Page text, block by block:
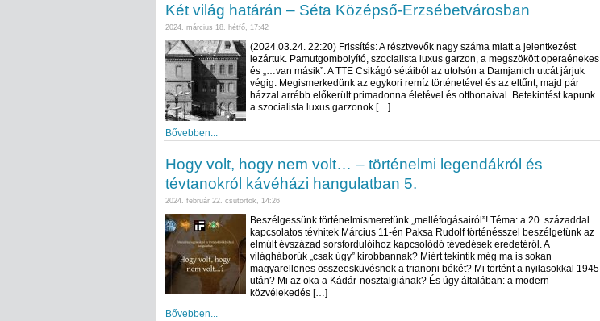
Két világ határán – Séta Középső-Erzsébetvárosban
2024. március 18. hétfő, 17:42
(2024.03.24. 22:20) Frissítés: A résztvevők nagy száma miatt a jelentkezést
lezártuk. Pamutgombolyító, szocialista luxus garzon, a megszökött operaénekes
és „…van másik”. A TTE Csikágó sétáiból az utolsón a Damjanich utcát járjuk
végig. Megismerkedünk az egykori remíz történetével és az eltűnt, majd pár
házzal arrébb előkerült primadonna életével és otthonaival. Betekintést kapunk
a szocialista luxus garzonok […]
Bővebben...
Hogy volt, hogy nem volt… – történelmi legendákról és
tévtanokról kávéházi hangulatban 5.
2024. február 22. csütörtök, 14:26
Beszélgessünk történelmismeretünk „melléfogásairól”! Téma: a 20. századdal
kapcsolatos tévhitek Március 11-én Paksa Rudolf történésszel beszélgetünk az
elmúlt évszázad sorsfordulóihoz kapcsolódó tévedések eredetéről. A
világháborúk „csak úgy” kirobbannak? Miért tekintik még ma is sokan
magyarellenes összeesküvésnek a trianoni békét? Mi történt a nyilasokkal 1945
után? Mi az oka a Kádár-nosztalgiának? És úgy általában: a modern
közvélekedés […]
Bővebben...